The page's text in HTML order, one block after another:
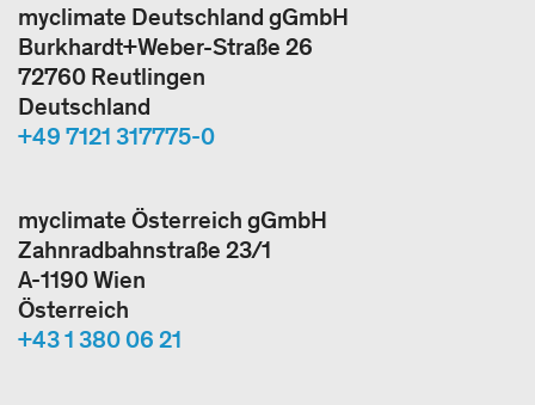
myclimate Deutschland gGmbH
Burkhardt+Weber-Straße 26
72760 Reutlingen
Deutschland
+49 7121 317775-0
myclimate Österreich gGmbH
Zahnradbahnstraße 23/1
A-1190 Wien
Österreich
+43 1 380 06 21